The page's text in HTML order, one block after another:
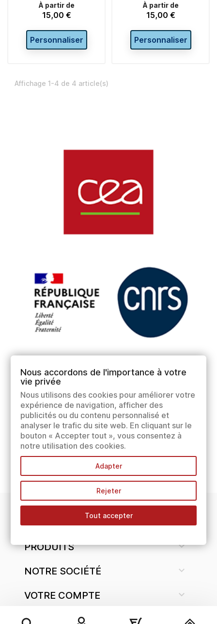
À partir de
Prix
15,00 €
Personnaliser
À partir de
Prix
15,00 €
Personnaliser
Affichage 1-4 de 4 article(s)
PRODUITS 
NOTRE SOCIÉTÉ 
VOTRE COMPTE 
Nous accordons de l'importance à votre
vie privée
Nous utilisons des cookies pour améliorer votre
expérience de navigation, afficher des
publicités ou du contenu personnalisé et
analyser le trafic du site web. En cliquant sur le
bouton « Accepter tout », vous consentez à
notre utilisation des cookies.
Adapter
Rejeter
Tout accepter